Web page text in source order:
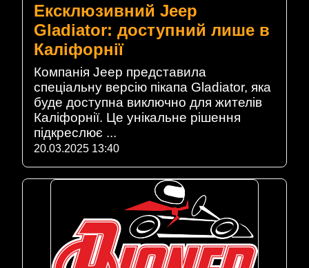
Ексклюзивний Jeep
Gladiator: доступний лише в
Каліфорнії
Компанія Jeep представила
спеціальну версію пікапа Gladiator, яка
буде доступна виключно для жителів
Каліфорнії. Це унікальне рішення
підкреслює ...
20.03.2025 13:40